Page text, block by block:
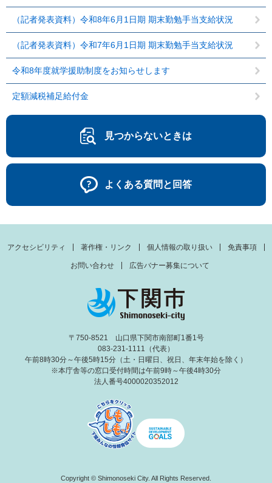
（記者発表資料）令和8年6月1日期 期末勤勉手当支給状況
（記者発表資料）令和7年6月1日期 期末勤勉手当支給状況
令和8年度就学援助制度をお知らせします
定額減税補足給付金
見つからないときは
よくある質問と回答
アクセシビリティ 著作権・リンク 個人情報の取り扱い 免責事項
お問い合わせ 広告バナー募集について
〒750-8521 山口県下関市南部町1番1号
083-231-1111（代表）
午前8時30分～午後5時15分（土・日曜日、祝日、年末年始を除く）
※本庁舎等の窓口受付時間は午前9時～午後4時30分
法人番号4000020352012
Copyright © Shimonoseki City. All Rights Reserved.